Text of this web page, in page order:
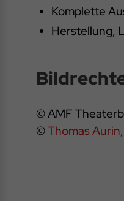
Komplette
Herstellung,
© AMF
©Thomas